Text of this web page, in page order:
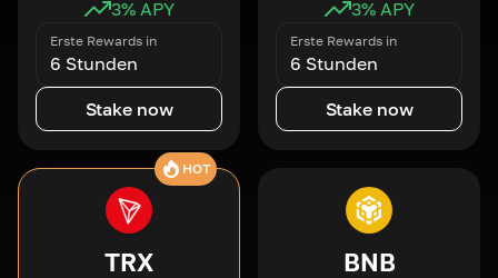
3% APY
Erste Rewards in
6 Stunden
Stake now
3% APY
Erste Rewards in
6 Stunden
Stake now
HOT
TRX BNB